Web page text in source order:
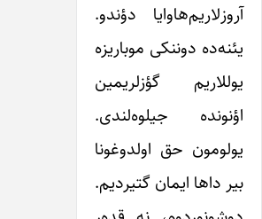
آروزلاریم‌هاوایا دؤندو.
یئنه‌ده دوننکی موباریزه
یوللاریم گؤزلریمین
اؤنونده جیلوه‌لندی.
یولومون حق اولدوغونا
بیر داها ایمان گتیردیم.